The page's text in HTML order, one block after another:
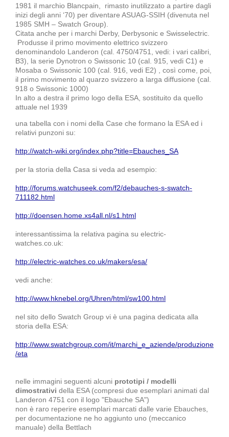
1981 il marchio Blancpain, rimasto inutilizzato a partire dagli
inizi degli anni ‘70) per diventare ASUAG-SSIH (divenuta nel
1985 SMH – Swatch Group).
Citata anche per i marchi Derby, Derbysonic e Swisselectric.
Produsse il primo movimento elettrico svizzero
denominandolo Landeron (cal. 4750/4751, vedi: i vari calibri,
B3), la serie Dynotron o Swissonic 10 (cal. 915, vedi C1) e
Mosaba o Swissonic 100 (cal. 916, vedi E2) , così come, poi,
il primo movimento al quarzo svizzero a larga diffusione (cal.
918 o Swissonic 1000)
In alto a destra il primo logo della ESA, sostituito da quello
attuale nel 1939
una tabella con i nomi della Case che formano la ESA ed i
relativi punzoni su:
http://watch-wiki.org/index.php?title=Ebauches_SA
per la storia della Casa si veda ad esempio:
http://forums.watchuseek.com/f2/debauches-s-swatch-
711182.html
http://doensen.home.xs4all.nl/s1.html
interessantissima la relativa pagina su electric-
watches.co.uk:
http://electric-watches.co.uk/makers/esa/
vedi anche:
http://www.hknebel.org/Uhren/html/sw100.html
nel sito dello Swatch Group vi è una pagina dedicata alla
storia della ESA:
http://www.swatchgroup.com/it/marchi_e_aziende/produzione
/eta
nelle immagini seguenti alcuni prototipi / modelli
dimostrativi della ESA (compresi due esemplari animati dal
Landeron 4751 con il logo "Ebauche SA")
non è raro reperire esemplari marcati dalle varie Ebauches,
per documentazione ne ho aggiunto uno (meccanico
manuale) della Bettlach